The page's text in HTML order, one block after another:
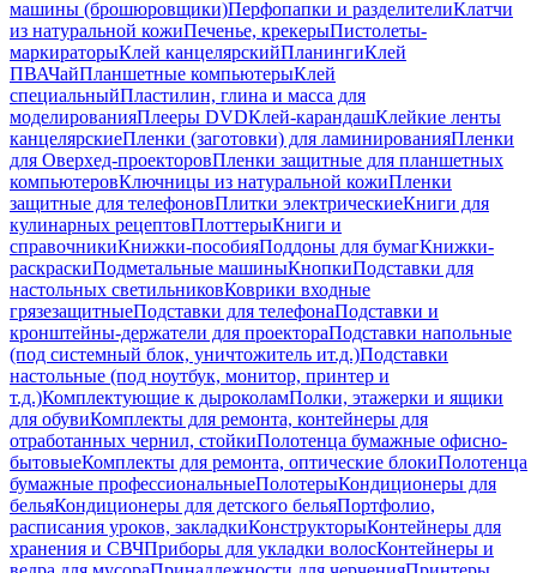
машины (брошюровщики)Перфопапки и разделителиКлатчи
из натуральной кожиПеченье, крекерыПистолеты-
маркираторыКлей канцелярскийПланингиКлей
ПВАЧайПланшетные компьютерыКлей
специальныйПластилин, глина и масса для
моделированияПлееры DVDКлей-карандашКлейкие ленты
канцелярскиеПленки (заготовки) для ламинированияПленки
для Оверхед-проекторовПленки защитные для планшетных
компьютеровКлючницы из натуральной кожиПленки
защитные для телефоновПлитки электрическиеКниги для
кулинарных рецептовПлоттерыКниги и
справочникиКнижки-пособияПоддоны для бумагКнижки-
раскраскиПодметальные машиныКнопкиПодставки для
настольных светильниковКоврики входные
грязезащитныеПодставки для телефонаПодставки и
кронштейны-держатели для проектораПодставки напольные
(под системный блок, уничтожитель ит.д.)Подставки
настольные (под ноутбук, монитор, принтер и
т.д.)Комплектующие к дыроколамПолки, этажерки и ящики
для обувиКомплекты для ремонта, контейнеры для
отработанных чернил, стойкиПолотенца бумажные офисно-
бытовыеКомплекты для ремонта, оптические блокиПолотенца
бумажные профессиональныеПолотерыКондиционеры для
бельяКондиционеры для детского бельяПортфолио,
расписания уроков, закладкиКонструкторыКонтейнеры для
хранения и СВЧПриборы для укладки волосКонтейнеры и